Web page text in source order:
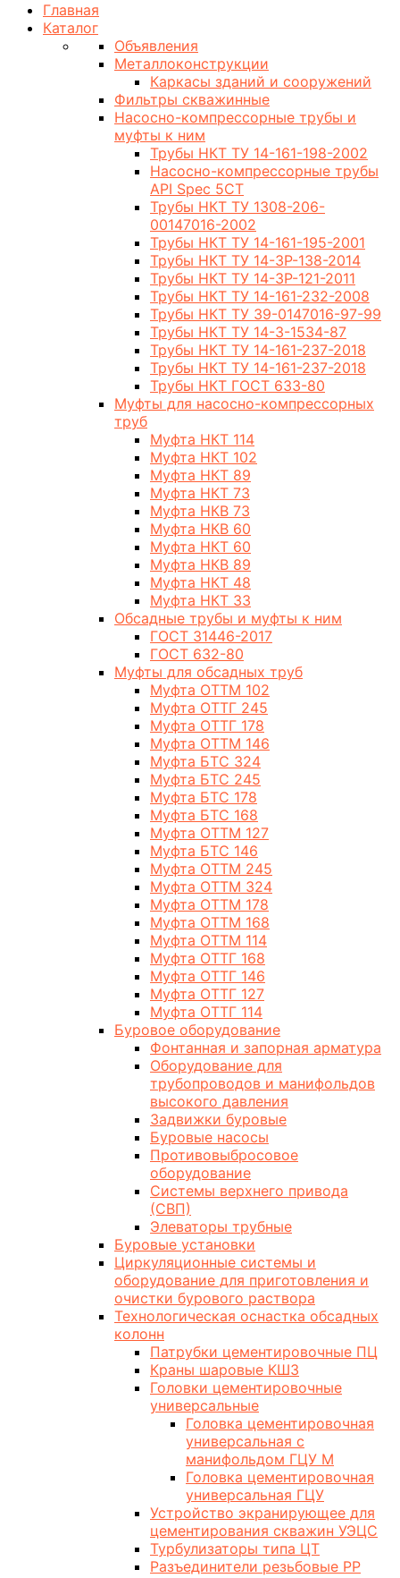
Главная
Каталог
Объявления
Металлоконструкции
Каркасы зданий и сооружений
Фильтры скважинные
Насосно-компрессорные трубы и
муфты к ним
Трубы НКТ ТУ 14-161-198-2002
Насосно-компрессорные трубы
API Spec 5CT
Трубы НКТ ТУ 1308-206-
00147016-2002
Трубы НКТ ТУ 14-161-195-2001
Трубы НКТ ТУ 14-3Р-138-2014
Трубы НКТ ТУ 14-3Р-121-2011
Трубы НКТ ТУ 14-161-232-2008
Трубы НКТ ТУ 39-0147016-97-99
Трубы НКТ ТУ 14-3-1534-87
Трубы НКТ ТУ 14-161-237-2018
Трубы НКТ ТУ 14-161-237-2018
Трубы НКТ ГОСТ 633-80
Муфты для насосно-компрессорных
труб
Муфта НКТ 114
Муфта НКТ 102
Муфта НКТ 89
Муфта НКТ 73
Муфта НКВ 73
Муфта НКВ 60
Муфта НКТ 60
Муфта НКВ 89
Муфта НКТ 48
Муфта НКТ 33
Обсадные трубы и муфты к ним
ГОСТ 31446-2017
ГОСТ 632-80
Муфты для обсадных труб
Муфта ОТТМ 102
Муфта ОТТГ 245
Муфта ОТТГ 178
Муфта ОТТМ 146
Муфта БТС 324
Муфта БТС 245
Муфта БТС 178
Муфта БТС 168
Муфта ОТТМ 127
Муфта БТС 146
Муфта ОТТМ 245
Муфта ОТТМ 324
Муфта ОТТМ 178
Муфта ОТТМ 168
Муфта ОТТМ 114
Муфта ОТТГ 168
Муфта ОТТГ 146
Муфта ОТТГ 127
Муфта ОТТГ 114
Буровое оборудование
Фонтанная и запорная арматура
Оборудование для
трубопроводов и манифольдов
высокого давления
Задвижки буровые
Буровые насосы
Противовыбросовое
оборудование
Системы верхнего привода
(СВП)
Элеваторы трубные
Буровые установки
Циркуляционные системы и
оборудование для приготовления и
очистки бурового раствора
Технологическая оснастка обсадных
колонн
Патрубки цементировочные ПЦ
Краны шаровые КШЗ
Головки цементировочные
универсальные
Головка цементировочная
универсальная с
манифольдом ГЦУ М
Головка цементировочная
универсальная ГЦУ
Устройство экранирующее для
цементирования скважин УЭЦС
Турбулизаторы типа ЦТ
Разъединители резьбовые РР